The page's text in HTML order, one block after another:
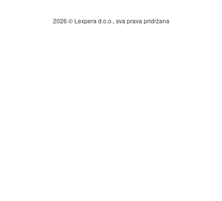
2026 © Lexpera d.o.o., sva prava pridržana